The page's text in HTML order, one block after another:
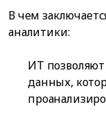
В чем
аналитики:
ИТ
данных,